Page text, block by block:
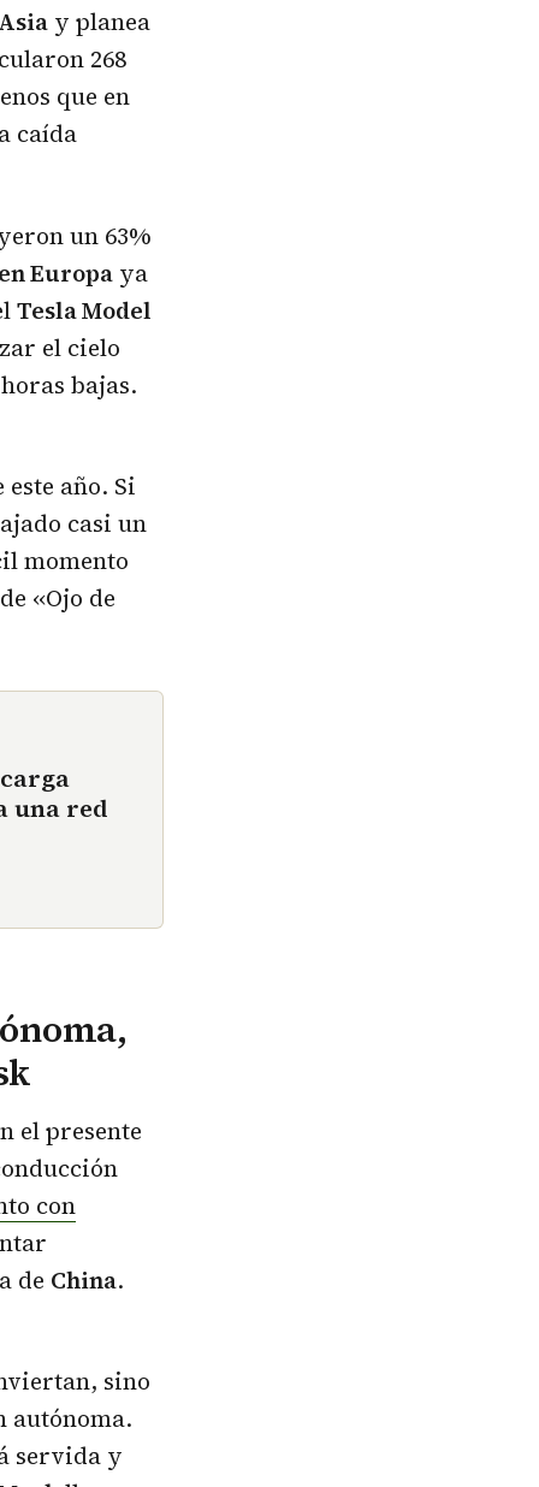
y planea
268
que en
caída
un 63%
Europa ya
Tesla Model
el cielo
bajas.
año. Si
casi un
momento
‹‹Ojo de
una red
el presente
con
de China.
sino
autónoma.
servida y